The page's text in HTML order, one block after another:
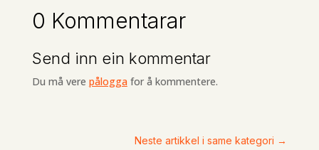
0 Kommentarar
Send inn ein kommentar
Du må vere påloggafor å kommentere.
Neste artikkel i same kategori →